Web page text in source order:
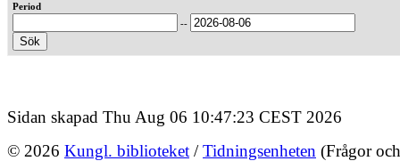
Period
--
Sidan skapad Thu Aug 06 10:47:23 CEST 2026
© 2026 Kungl. biblioteket /Tidningsenheten (Frågor